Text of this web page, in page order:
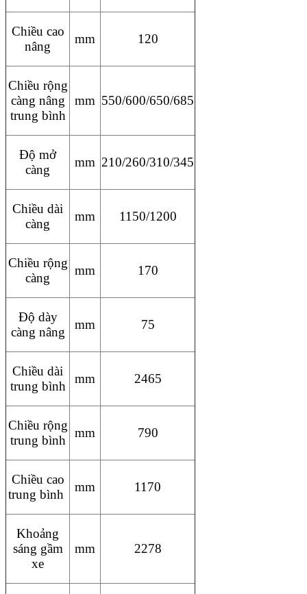
Chiều cao
nâng
mm 120
Chiều rộng
càng nâng
trung bình
mm 550/600/650/685
Độ mở
càng
mm 210/260/310/345
Chiều dài
càng
mm 1150/1200
Chiều rộng
càng
mm 170
Độ dày
càng nâng
mm 75
Chiều dài
trung bình
mm 2465
Chiều rộng
trung bình
mm 790
Chiều cao
trung bình
mm 1170
Khoảng
sáng gầm
xe
mm 2278